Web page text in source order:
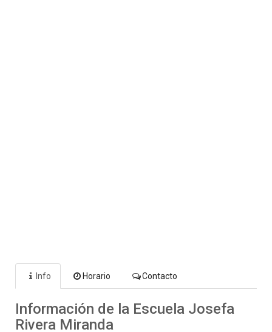
Info Horario Contacto
Información de la Escuela Josefa
Rivera Miranda